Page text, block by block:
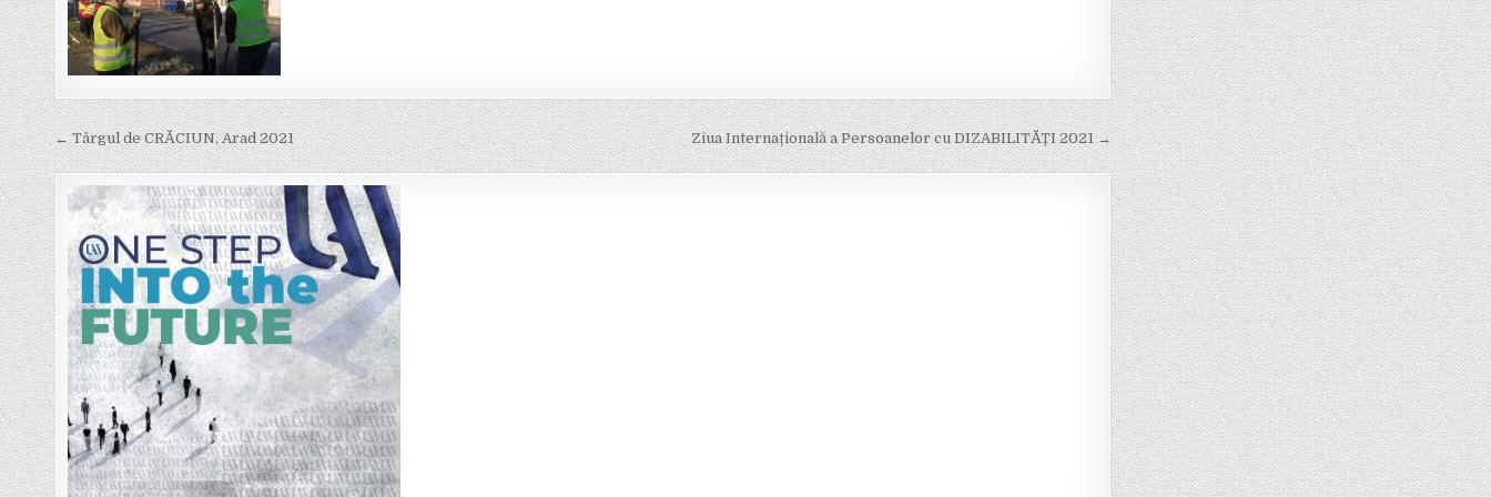
Post
navigation
Ziua Internațională a Persoanelor cu DIZABILITĂȚI 2021 →
← Târgul de CRĂCIUN, Arad 2021